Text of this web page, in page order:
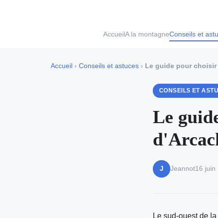
AccueilA la montagneConseils et
Accueil › Conseils et astuces › Le guide pour
CONSEILS ET
Le
J Jeannot16 juin
Le sud-ouest de